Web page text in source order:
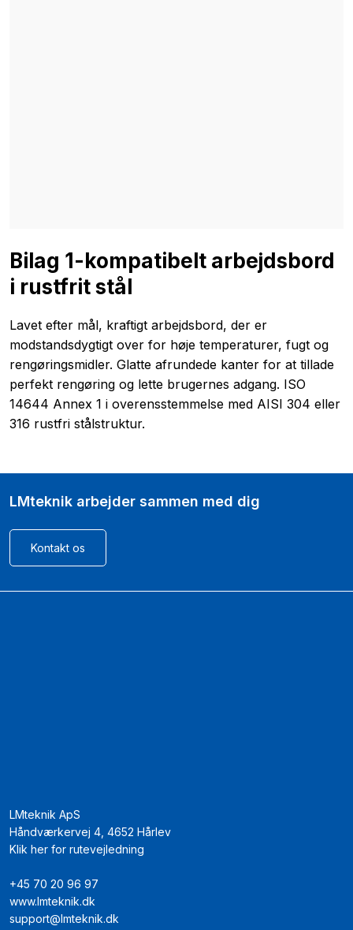
Bilag 1-kompatibelt arbejdsbord
i rustfrit stål
Lavet efter mål, kraftigt arbejdsbord, der er
modstandsdygtigt over for høje temperaturer, fugt og
rengøringsmidler. Glatte afrundede kanter for at tillade
perfekt rengøring og lette brugernes adgang. ISO
14644 Annex 1 i overensstemmelse med AISI 304 eller
316 rustfri stålstruktur.
LMteknik arbejder sammen med dig​
Kontakt os
LMteknik ApS
Håndværkervej 4, 4652 Hårlev
Klik her for rutevejledning
+45 70 20 96 97
www.lmteknik.dk
support@lmteknik.dk